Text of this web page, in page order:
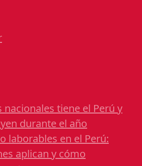
tiene el Perú y
durante el año
laborables en el Perú:
aplican y cómo